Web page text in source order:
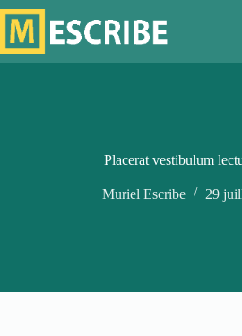
Passer
au
contenu
Placerat vestibulum
Muriel Escribe 29